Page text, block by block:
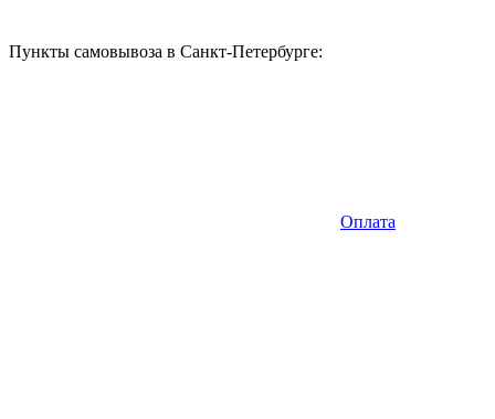
Пункты самовывоза в Санкт-Петербурге:
Оплата